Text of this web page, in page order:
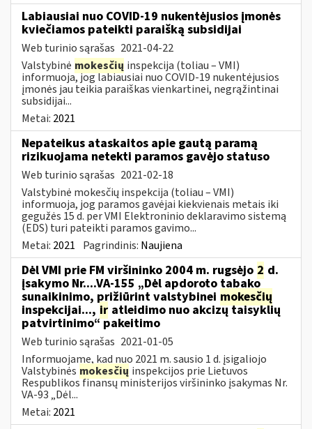
Labiausiai nuo COVID-19 nukentėjusios įmonės
kviečiamos pateikti paraišką subsidijai
Web turinio sąrašas 2021-04-22
Valstybinė mokesčių inspekcija (toliau – VMI)
informuoja, jog labiausiai nuo COVID-19 nukentėjusios
įmonės jau teikia paraiškas vienkartinei, negrąžintinai
subsidijai...
Metai: 2021
Nepateikus ataskaitos apie gautą paramą
rizikuojama netekti paramos gavėjo statuso
Web turinio sąrašas 2021-02-18
Valstybinė mokesčių inspekcija (toliau – VMI)
informuoja, jog paramos gavėjai kiekvienais metais iki
gegužės 15 d. per VMI Elektroninio deklaravimo sistemą
(EDS) turi pateikti paramos gavimo...
Metai: 2021 Pagrindinis: Naujiena
Dėl VMI prie FM viršininko 2004 m. rugsėjo 2 d.
įsakymo Nr....VA-155 „Dėl apdoroto tabako
sunaikinimo, prižiūrint valstybinei mokesčių
inspekcijai..., ir atleidimo nuo akcizų taisyklių
patvirtinimo“ pakeitimo
Web turinio sąrašas 2021-01-05
Informuojame, kad nuo 2021 m. sausio 1 d. įsigaliojo
Valstybinės mokesčių inspekcijos prie Lietuvos
Respublikos finansų ministerijos viršininko įsakymas Nr.
VA-93 „Dėl...
Metai: 2021